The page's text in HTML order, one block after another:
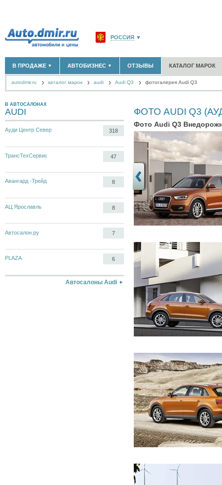
РОССИЯ ▼
САНКТ-ПЕТЕРБУРГ И ОБЛАСТЬ(14304)
КРАСНОДАРСКИЙ КРАЙ (5619)
СЕВАСТОПОЛЬ(11)
СПИСОК ВСЕХ РЕГИОНОВ
В ПРОДАЖЕ ▼
НОВЫЕ АВТОМОБИЛИ(30122)
+ РАЗМЕСТИТЬ ОБЪЯВЛЕНИЕ
АВТОБИЗНЕС ▼
ОФИЦИАЛЬНЫЕ ДИЛЕРЫ(1347)
(848)
ДОБАВИТЬ КОМПАНИЮ
СПЕЦИАЛИСТЫ(890)
ОТЗЫВЫ КАТАЛОГ МАРОК
autodmir.ru каталог марок audi Audi Q3 фотогалерея Audi Q3
В АВТОСАЛОНАХ
AUDI
Ауди Центр Север 318
ТрансТехСервис 47
Авангард -Трейд 8
АЦ Ярославль 8
Автосалон.ру 7
PLAZA 6
Автосалоны Audi
ФОТО AUDI Q3
Фото Audi Q3